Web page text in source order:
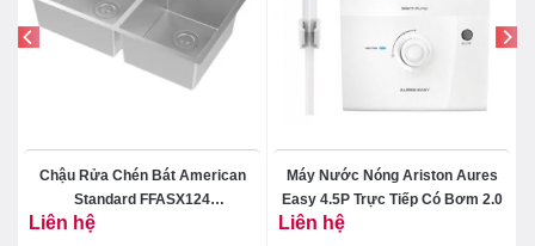
Chậu Rửa Chén Bát American
Standard FFASX124
101371MS00 Hai Hộc Inox 304
Liên hệ
Máy Nước Nóng Ariston Aures
Easy 4.5P Trực Tiếp Có Bơm 2.0
Liên hệ